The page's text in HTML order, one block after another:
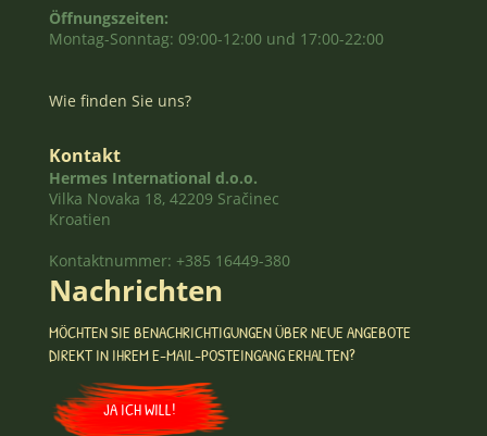
Öffnungszeiten:
Montag-Sonntag: 09:00-12:00 und 17:00-22:00
Wie finden Sie uns?
Kontakt
Hermes International d.o.o.
Vilka Novaka 18, 42209 Sračinec
Kroatien
Kontaktnummer: +385 16449-380
Nachrichten
MÖCHTEN SIE BENACHRICHTIGUNGEN ÜBER NEUE ANGEBOTE
DIREKT IN IHREM E-MAIL-POSTEINGANG ERHALTEN?
JA ICH WILL!